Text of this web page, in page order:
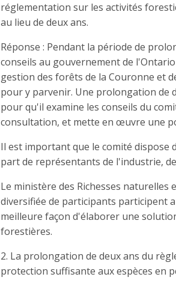
réglementation sur les activités
au lieu de deux ans.
Réponse : Pendant la période de
conseils au gouvernement de
gestion des forêts de la Couronne et
pour y parvenir. Une prolongation de
pour qu'il examine les conseils du
consultation, et mette en œuvre une
Il est important que le comité dispose
part de représentants de l'industrie,
Le ministère des Richesses
diversifiée de participants participent
meilleure façon d'élaborer une
forestières.
2. La prolongation de deux ans du
protection suffisante aux espèces en